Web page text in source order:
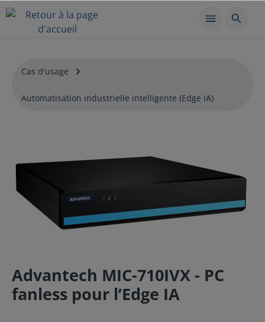
Cas d'usage
Automatisation industrielle intelligente (Edge IA)
Advantech MIC-710IVX - PC
fanless pour l’Edge IA